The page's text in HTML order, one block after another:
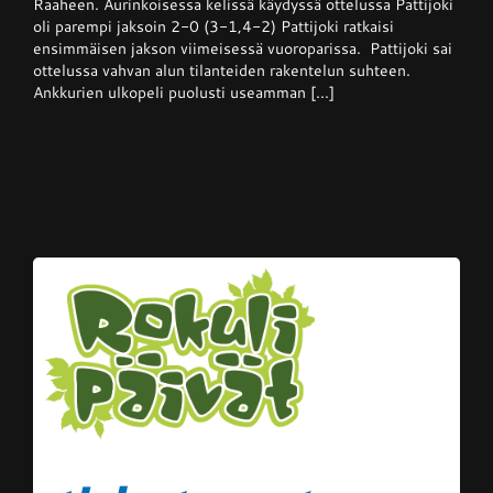
otti
Ankkureista
voiton
kotikentällään
oli parempi jaksoin 2-0 (3-1,4-2) Pattijoki ratkaisi
ensimmäisen jakson viimeisessä vuoroparissa. Pattijoki sai
ottelussa vahvan alun tilanteiden rakentelun suhteen.
Ankkurien ulkopeli puolusti useamman [...]